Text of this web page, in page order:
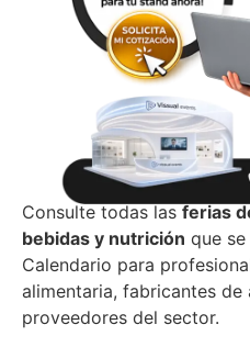
Consulte todas lasferias
bebidas y nutrición que
Calendario para
alimentaria, fabricantes
proveedores del sector.